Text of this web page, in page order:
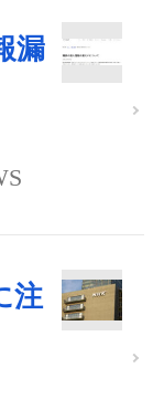
漏
注